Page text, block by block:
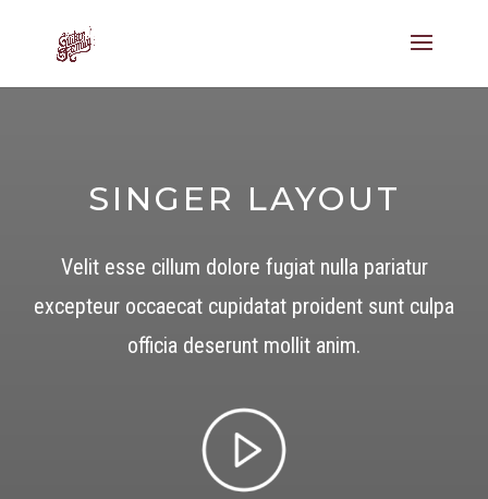
SINGER LAYOUT
Velit esse cillum dolore fugiat nulla pariatur
excepteur occaecat cupidatat proident sunt culpa
officia deserunt mollit anim.